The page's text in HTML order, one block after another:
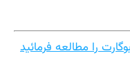
را مطالعه فرمائید